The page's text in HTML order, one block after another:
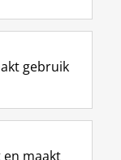
I
n
t
r
m
Y
o
T
e
k
gebruik
maakt